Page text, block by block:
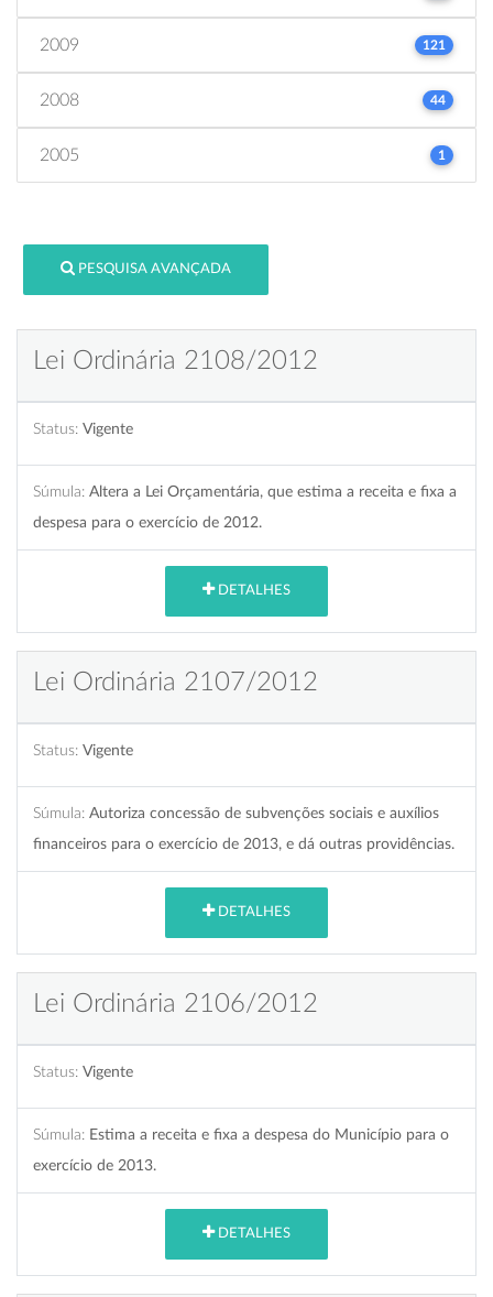
2009 121
2008 44
2005 1
PESQUISA AVANÇADA
Lei Ordinária 2108/2012
Status: Vigente
Súmula: Altera a Lei Orçamentária, que estima a receita e fixa a
despesa para o exercício de 2012.
DETALHES
Lei Ordinária 2107/2012
Status: Vigente
Súmula: Autoriza concessão de subvenções sociais e auxílios
financeiros para o exercício de 2013, e dá outras providências.
DETALHES
Lei Ordinária 2106/2012
Status: Vigente
Súmula: Estima a receita e fixa a despesa do Município para o
exercício de 2013.
DETALHES